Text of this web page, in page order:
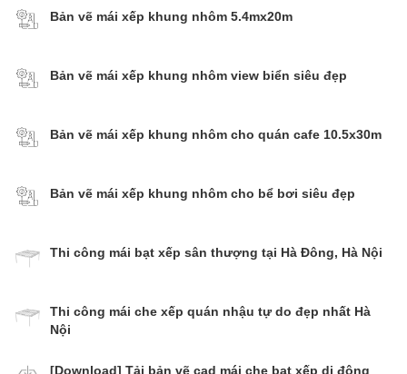
Bản vẽ mái xếp khung nhôm 5.4mx20m
Bản vẽ mái xếp khung nhôm view biển siêu đẹp
Bản vẽ mái xếp khung nhôm cho quán cafe 10.5x30m
Bản vẽ mái xếp khung nhôm cho bể bơi siêu đẹp
Thi công mái bạt xếp sân thượng tại Hà Đông, Hà Nội
Thi công mái che xếp quán nhậu tự do đẹp nhất Hà
Nội
[Download] Tải bản vẽ cad mái che bạt xếp di động